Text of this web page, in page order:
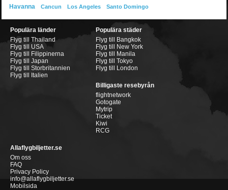
Havanna
Cancun Los Angeles Santo Domingo
Populära länder
Flyg till Thailand
Flyg till USA
Flyg till Filippinerna
Flyg till Japan
Flyg till Storbritannien
Flyg till Italien
Populära städer
Flyg till Bangkok
Flyg till New York
Flyg till Manila
Flyg till Tokyo
Flyg till London
Billigaste resebyrån
flightnetwork
Gotogate
Mytrip
Ticket
Kiwi
RCG
Allaflygbiljetter.se
Om oss
FAQ
Privacy Policy
info@allaflygbiljetter.se
Mobilsida